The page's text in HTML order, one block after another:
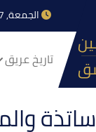
الجمعة, 7 آب, 2026
تاريخ عريق